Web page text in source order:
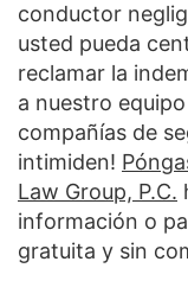
conductor
usted pueda
reclamar la
a nuestro
compañías de
intimiden!
Law Group, P.C.
información o
gratuita y sin